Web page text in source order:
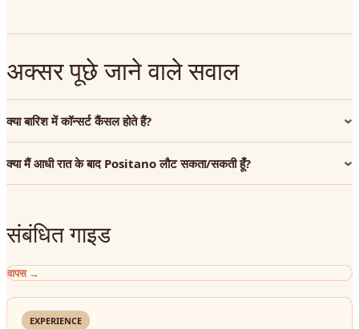
अक्सर पूछे जाने वाले सवाल
क्या बारिश में कॉन्सर्ट कैंसल होते हैं?
क्या मैं आधी रात के बाद Positano लौट सकता/सकती हूँ?
संबंधित गाइड
वापस→
EXPERIENCE